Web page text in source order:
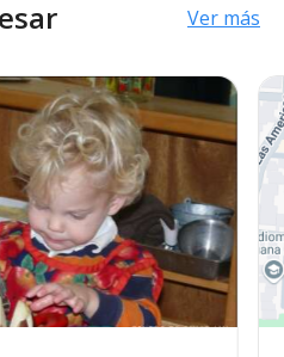
Ver más